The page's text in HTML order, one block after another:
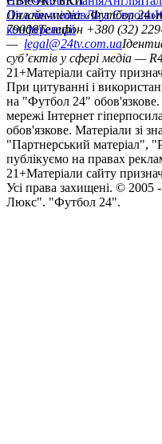
Ліга чемпіонівЛіга Європи
конференцій
Онлайн-медіа «Футбол 24»
79008Телефон +380 (32)
— legal@24tv.com.ua
суб’єктів у сфері медіа —
21+Матеріали сайту
При цитуванні і
на "Футбол 24" обов'язкове.
мережі Інтернет
обов'язкове. Матеріали зі
"Партнерський матеріал",
публікуємо на правах
21+Матеріали сайту
Усi права захищенi. © 2005 -
Люкс". "Футбол 24".